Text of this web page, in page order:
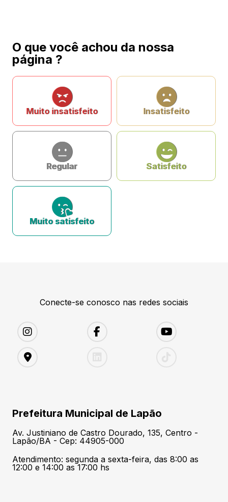
O que você achou da nossa
página ?
Muito insatisfeito Insatisfeito
Regular Satisfeito
Muito satisfeito
Conecte-se conosco nas redes sociais
Prefeitura Municipal de Lapão
Av. Justiniano de Castro Dourado, 135, Centro -
Lapão/BA - Cep: 44905-000
Atendimento: segunda a sexta-feira, das 8:00 as
12:00 e 14:00 as 17:00 hs